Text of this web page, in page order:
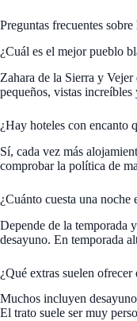
Preguntas frecuentes
¿Cuál es el mejor pueblo
Zahara de la Sierra y Vejer
pequeños, vistas
¿Hay hoteles con encanto
Sí, cada vez más
comprobar la política de
¿Cuánto cuesta una
Depende de la temporada
desayuno. En temporada
¿Qué extras suelen ofrecer
Muchos incluyen
El trato suele ser muy